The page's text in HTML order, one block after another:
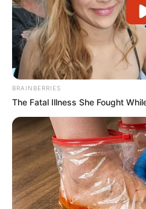
BRAINBERRIES
The Fatal Illness She Fought